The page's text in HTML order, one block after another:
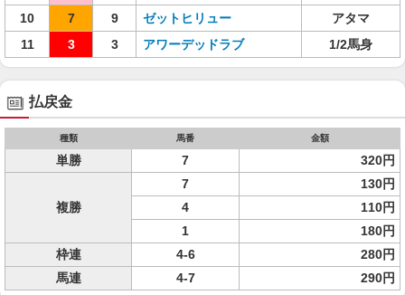
10
7 9 ゼットヒリュー
アタマ
11
3 3 アワーデッドラブ 1/2馬身
払戻金
種類 馬番 金額
単勝 7 320円
複勝
7
130円
4
110円
1
180円
枠連
4-6
280円
馬連
4-7 290円